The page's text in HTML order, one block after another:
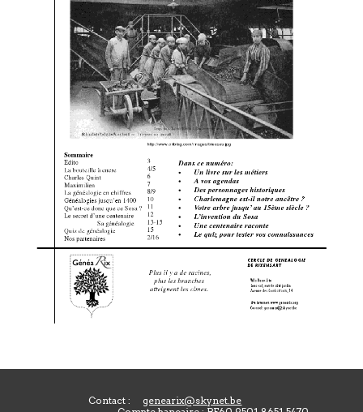
Contact : genearix@skynet.be